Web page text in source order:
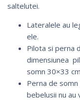
saltelutei.
Lateralele au
ele.
Pilota si perna
dimensiunea
somn 30×33
Perna de
bebelusii nu au